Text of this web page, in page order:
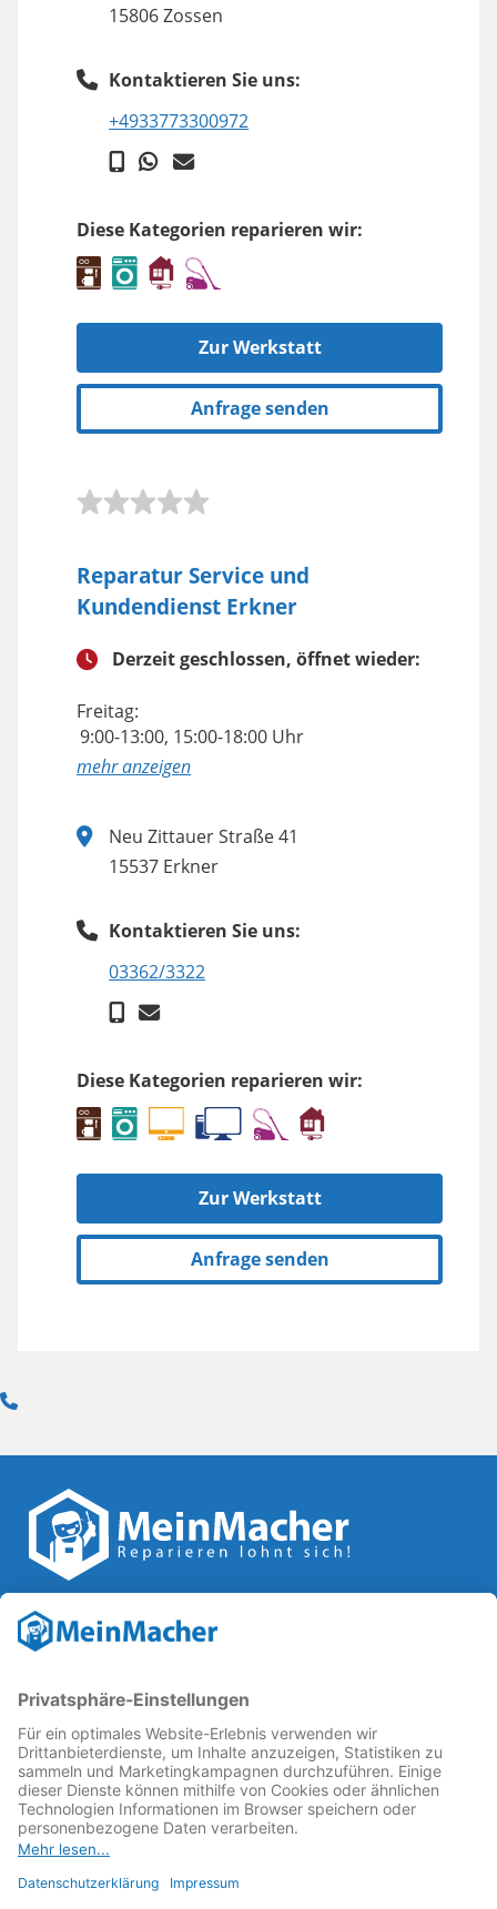
15806 Zossen
Kontaktieren Sie uns:
+4933773300972
Diese Kategorien reparieren wir:
Zur Werkstatt
Anfrage senden
Reparatur Service und
Kundendienst Erkner
Derzeit geschlossen, öffnet wieder:
Freitag:
9:00-13:00, 15:00-18:00 Uhr
anzeigen
Neu Zittauer Straße 41
15537 Erkner
Kontaktieren Sie uns:
03362/3322
Diese Kategorien reparieren wir:
Zur Werkstatt
Anfrage senden
Reparatur Revolution
Reparatur↗ für eineReparatur Revolution
Reparaturbedingungen: Für Produkte, die sich gut
reparieren lassen, für günstigere Ersatzteile und den
Erhalt der reparierenden Betriebe und des Reparatur-
Know-hows in Deutschland.
Weitere Informationen
Fachhändler finden